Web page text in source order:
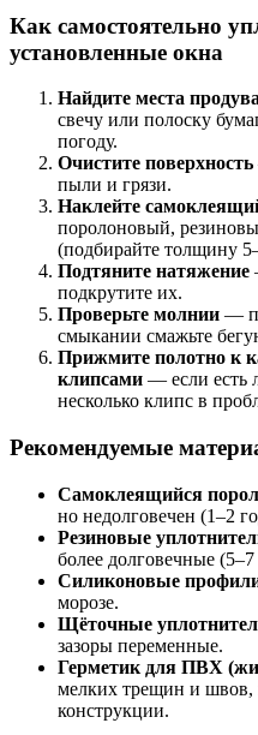
Как самостоятельно
установленные окна
Найдите места
свечу или полоску
погоду.
Очистите поверхность
пыли и грязи.
Наклейте
поролоновый,
(подбирайте толщину
Подтяните натяжение
подкрутите их.
Проверьте молнии —
смыкании смажьте
Прижмите полотно к
клипсами — если есть
несколько клипс в
Рекомендуемые
Самоклеящийся
но недолговечен (1–2
Резиновые
более долговечные
Силиконовые
морозе.
Щёточные
зазоры переменные.
Герметик для ПВХ
мелких трещин и швов,
конструкции.